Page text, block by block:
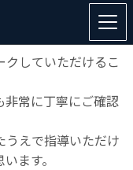
で役に立ったか（
OK)
クしていただけるこ
非常に丁寧にご確認
うえで指導いただけ
ます。